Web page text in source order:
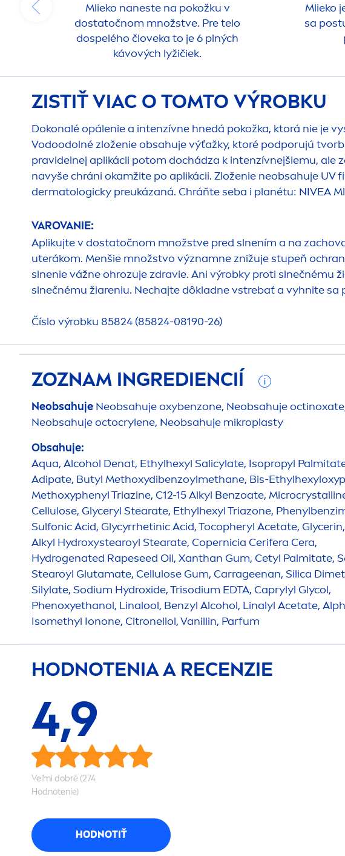
Mlieko naneste na pokožku v
dostatočnom množstve. Pre telo
dospelého človeka to je 6 plných
kávových lyžičiek.
Mlieko
sa
ZISTIŤ VIAC O TOMTO VÝROBKU
Dokonalé opálenie a intenzívne hnedá pokožka, ktorá nie je
Vodoodolné zloženie obsahuje výťažky, ktoré podporujú
pravidelnej aplikácii potom dochádza k intenzívnejšiemu, ale
navyše chráni okamžite po aplikácii. Zloženie neobsahuje
dermatologicky preukázaná. Chráňte seba i planétu: NIVEA
VAROVANIE:
Aplikujte v dostatočnom množstve pred slnením a na
uterákom. Menšie množstvo významne znižuje stupeň
slnenie vážne ohrozuje zdravie. Ani výrobky proti
slnečnému žiareniu. Nechajte dôkladne vstrebať a vyhnite
Číslo výrobku 85824 (85824-08190-26)
ZOZNAM INGREDIENCIÍ
Neobsahuje Neobsahuje oxybenzone, Neobsahuje
Neobsahuje octocrylene, Neobsahuje mikroplasty
Obsahuje:
Aqua, Alcohol Denat, Ethylhexyl Salicylate, Isopropyl
Adipate, Butyl Methoxydibenzoylmethane, Bis-
Methoxyphenyl Triazine, C12-15 Alkyl Benzoate,
Cellulose, Glyceryl Stearate, Ethylhexyl Triazone,
Sulfonic Acid, Glycyrrhetinic Acid, Tocopheryl Acetate,
Alkyl Hydroxystearoyl Stearate, Copernicia Cerifera Cera,
Hydrogenated Rapeseed Oil, Xanthan Gum, Cetyl Palmitate,
Stearoyl Glutamate, Cellulose Gum, Carrageenan, Silica
Silylate, Sodium Hydroxide, Trisodium EDTA, Caprylyl Glycol,
Phenoxyethanol, Linalool, Benzyl Alcohol, Linalyl Acetate,
Isomethyl Ionone, Citronellol, Vanillin, Parfum
HODNOTENIA A RECENZIE
4,9
Veľmi dobré (274
Hodnotenie)
HODNOTIŤ